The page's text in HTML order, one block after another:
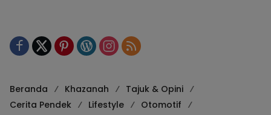
Beranda Khazanah
Tajuk & Opini
Cerita Pendek
Lifestyle
Otomotif